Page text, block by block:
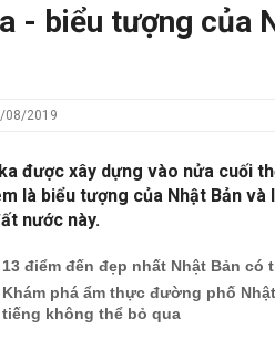
- biểu tượng của
08/2019
được xây dựng vào nửa cuối
là biểu tượng của Nhật Bản và
nước này.
13 điểm đến đẹp nhất Nhật Bản có
Khám phá ẩm thực đường phố
tiếng không thể bỏ qua